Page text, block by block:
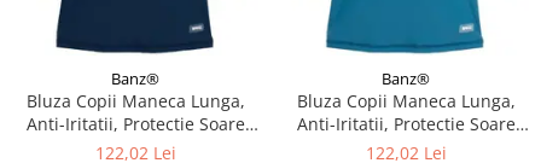
Banz®
Bluza Copii Maneca Lunga,
Anti-Iritatii, Protectie Soare
UPF50+, Navy Jungle, Diverse
122,02 Lei
Banz®
Bluza Copii Maneca Lunga,
Anti-Iritatii, Protectie Soare
UPF50+, Petrol Jungle, Diverse
122,02 Lei